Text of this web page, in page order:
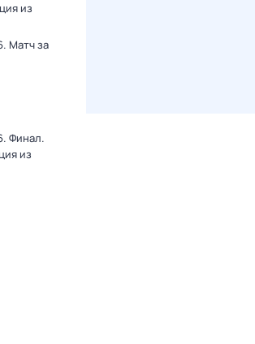
из
Матч за
Финал.
из